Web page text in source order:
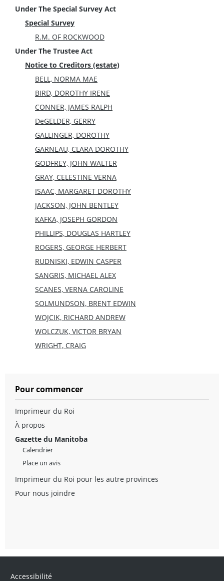
Under The Special Survey Act
Special Survey
R.M. OF ROCKWOOD
Under The Trustee Act
Notice to Creditors (estate)
BELL, NORMA MAE
BIRD, DOROTHY IRENE
CONNER, JAMES RALPH
DeGELDER, GERRY
GALLINGER, DOROTHY
GARNEAU, CLARA DOROTHY
GODFREY, JOHN WALTER
GRAY, CELESTINE VERNA
ISAAC, MARGARET DOROTHY
JACKSON, JOHN BENTLEY
KAFKA, JOSEPH GORDON
PHILLIPS, DOUGLAS HARTLEY
ROGERS, GEORGE HERBERT
RUDNISKI, EDWIN CASPER
SANGRIS, MICHAEL ALEX
SCANES, VERNA CAROLINE
SOLMUNDSON, BRENT EDWIN
WOJCIK, RICHARD ANDREW
WOLCZUK, VICTOR BRYAN
WRIGHT, CRAIG
Pour commencer
Imprimeur du Roi
À propos
Gazette du Manitoba
Calendrier
Place un avis
Imprimeur du Roi pour les autre provinces
Pour nous joindre
Accessibilité